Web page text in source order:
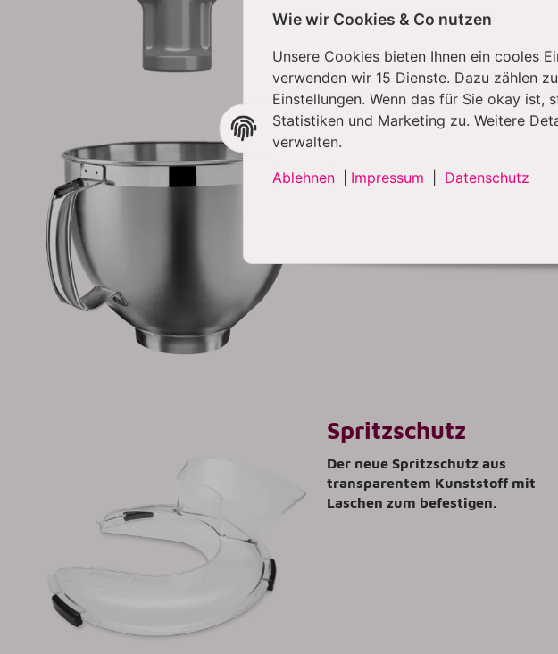
Rührschüssel
gebürstetem Edelstahl mit
Spritzschutz
Der neue Spritzschutz aus
transparentem Kunststoff mit
Laschen zum befestigen.
Wie wir Cookies & Co nutzen
Unsere Cookies bieten Ihnen ein cooles
verwenden wir 15 Dienste. Dazu zählen
Einstellungen. Wenn das für Sie okay ist,
Statistiken und Marketing zu. Weitere
verwalten.
Ablehnen
Impressum
Datenschutz